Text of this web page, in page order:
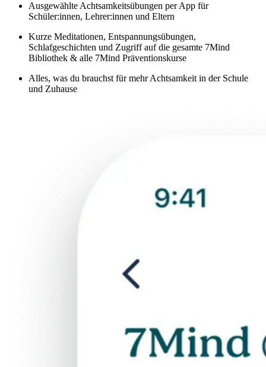
Ausgewählte Achtsamkeitsübungen per App für
Schüler:innen, Lehrer:innen und Eltern
Kurze Meditationen, Entspannungsübungen,
Schlafgeschichten und Zugriff auf die gesamte 7Mind
Bibliothek & alle 7Mind Präventionskurse
Alles, was du brauchst für mehr Achtsamkeit in der Schule
und Zuhause